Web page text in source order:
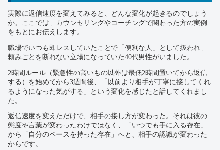
実際に返信速度を変えてみると、どんな変化が起きるのでしょう
か。ここでは、カウンセリングやコーチングで関わった方の実例
をもとにお伝えします。
職場でいつも即レスしていたことで「便利な人」として扱われ、
頼みごとを断れない立場になっていた40代男性がいました。
2時間ルール（緊急性の高いもの以外は最低2時間置いてから返信
する）を始めてから3週間後、「以前より相手が丁寧に接してくれ
るようになった気がする」という変化を感じたと話してくれまし
た。
返信速度を変えただけで、相手の接し方が変わった。それは彼の
態度や言葉が変わったわけではなく、「いつでも手に入る存在」
から「自分のペースを持った存在」へと、相手の認識が変わった
からです。